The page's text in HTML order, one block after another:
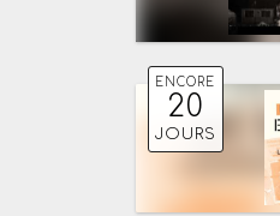
ENCORE
20
JOURS